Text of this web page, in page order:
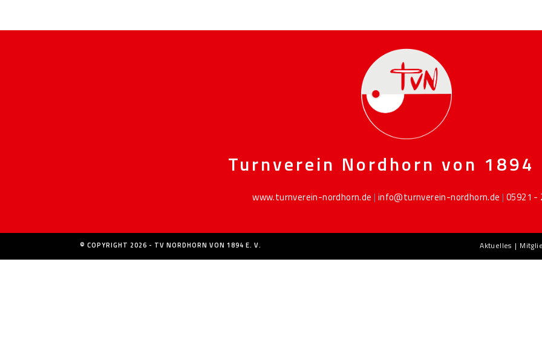
Turnverein Nordhorn von 1894
www.turnverein-nordhorn.de | info@turnverein-nordhorn.de | 05921 -
Aktuelles
© COPYRIGHT 2026 - TV NORDHORN VON 1894 E. V.